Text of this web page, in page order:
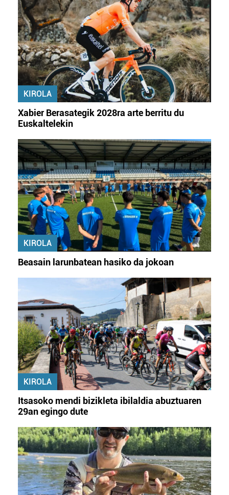
KIROLA
Xabier Berasategik 2028ra arte berritu du
Euskaltelekin
KIROLA
Beasain larunbatean hasiko da jokoan
KIROLA
Itsasoko mendi bizikleta ibilaldia abuztuaren
29an egingo dute